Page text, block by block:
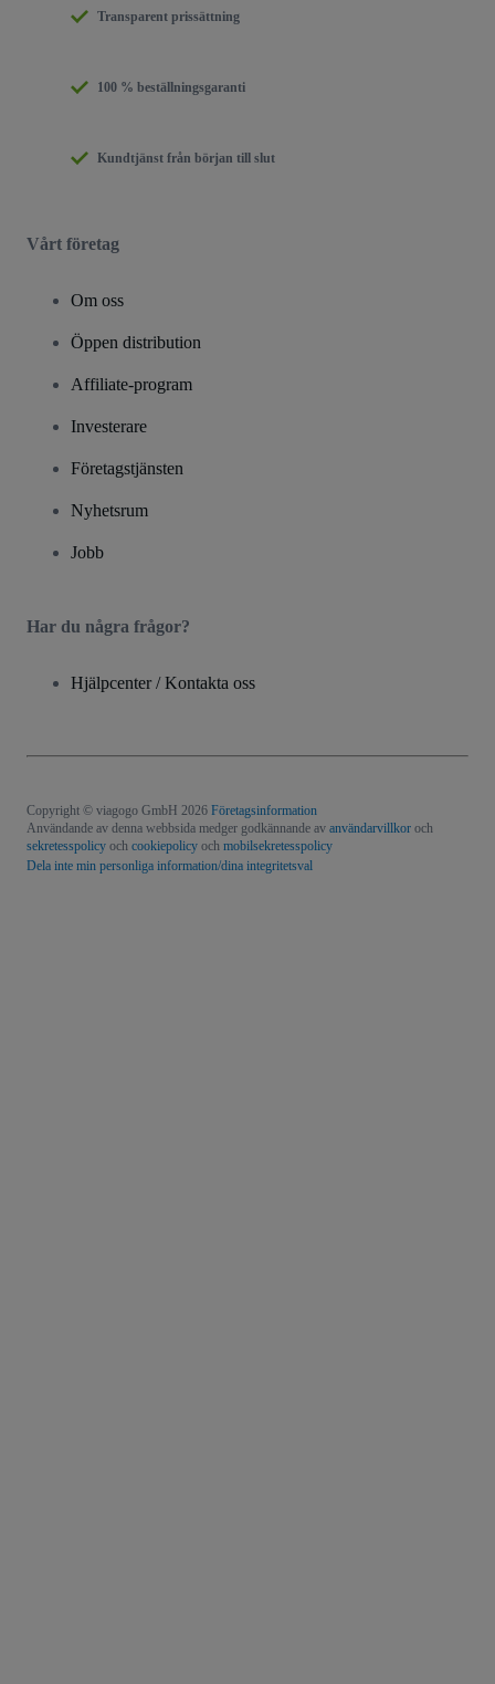
Transparent prissättning
100 % beställningsgaranti
Kundtjänst från början till slut
Vårt företag
Om oss
Öppen distribution
Affiliate-program
Investerare
Företagstjänsten
Nyhetsrum
Jobb
Har du några frågor?
Hjälpcenter / Kontakta oss
Copyright © viagogo GmbH 2026 Företagsinformation
Användande av denna webbsida medger godkännande av användarvillkor och
sekretesspolicy och cookiepolicy och mobilsekretesspolicy
Dela inte min personliga information/dina integritetsval